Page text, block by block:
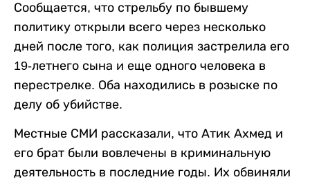
Сообщается, что стрельбу по бывшему
политику открыли всего через несколько
дней после того, как полиция застрелила его
19-летнего сына и еще одного человека в
перестрелке. Оба находились в розыске по
делу об убийстве.
Местные СМИ рассказали, что Атик Ахмед и
его брат были вовлечены в криминальную
деятельность в последние годы. Их обвиняли